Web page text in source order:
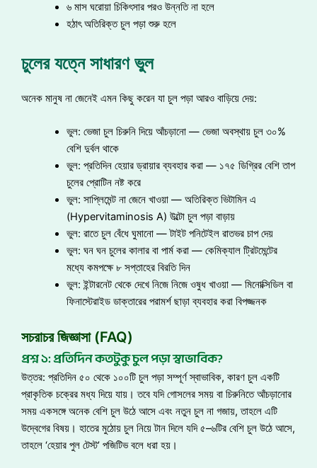
৬ মাস ঘরোয়া চিকিৎসার পরও উন্নতি না হলে
হঠাৎ অতিরিক্ত চুল পড়া শুরু হলে
চুলের যত্নে সাধারণ ভুল
অনেক মানুষ না জেনেই এমন কিছু করেন যা চুল পড়া আরও বাড়িয়ে দেয়:
ভুল: ভেজা চুল চিরুনি দিয়ে আঁচড়ানো — ভেজা অবস্থায় চুল ৩০%
বেশি দুর্বল থাকে
ভুল: প্রতিদিন হেয়ার ড্রায়ার ব্যবহার করা — ১৭৫ ডিগ্রির বেশি তাপ
চুলের প্রোটিন নষ্ট করে
ভুল: সাপ্লিমেন্ট না জেনে খাওয়া — অতিরিক্ত ভিটামিন এ
(Hypervitaminosis A) উল্টো চুল পড়া বাড়ায়
ভুল: রাতে চুল বেঁধে ঘুমানো — টাইট পনিটেইল রাতভর চাপ দেয়
ভুল: ঘন ঘন চুলের কালার বা পার্ম করা — কেমিক্যাল ট্রিটমেন্টের
মধ্যে কমপক্ষে ৮ সপ্তাহের বিরতি দিন
ভুল: ইন্টারনেট থেকে দেখে নিজে নিজে ওষুধ খাওয়া — মিনোক্সিডিল বা
ফিনাস্টেরাইড ডাক্তারের পরামর্শ ছাড়া ব্যবহার করা বিপজ্জনক
সচরাচর জিজ্ঞাসা (FAQ)
প্রশ্ন ১: প্রতিদিন কতটুকু চুল পড়া স্বাভাবিক?
উত্তর: প্রতিদিন ৫০ থেকে ১০০টি চুল পড়া সম্পূর্ণ স্বাভাবিক, কারণ চুল একটি
প্রাকৃতিক চক্রের মধ্য দিয়ে যায়। তবে যদি গোসলের সময় বা চিরুনিতে আঁচড়ানোর
সময় একসঙ্গে অনেক বেশি চুল উঠে আসে এবং নতুন চুল না গজায়, তাহলে এটি
উদ্বেগের বিষয়। হাতের মুঠোয় চুল নিয়ে টান দিলে যদি ৫–৬টির বেশি চুল উঠে আসে,
তাহলে ‘হেয়ার পুল টেস্ট’ পজিটিভ বলে ধরা হয়।